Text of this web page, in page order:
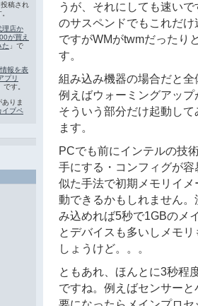
うが、それにしても速い
のサスペンドでもこれだ
ですがWMがtwmだったり
す。
組み込み機器の場合だと
例えばウォーミングアッ
そういう部分だけ起動し
ます。
PCでも前にインテルの技
手にする・コンフィグが
似た手法で初期メモリイ
動できるかもしれません
み込めれば5秒で1GBのメ
とデバイスも多いしメモ
しょうけど。。。
ともあれ、ほんとに3秒程
ですね。例えばセンサー
稿され
理店か
が買え
た 」で
報を表
プリ
です。
りま
イブペ